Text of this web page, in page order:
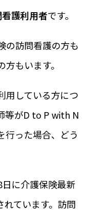
護利用者です。
の訪問看護の方も
もいます。
用している方につ
等がD to P with N
行った場合、どう
に介護保険最新
れています。訪問